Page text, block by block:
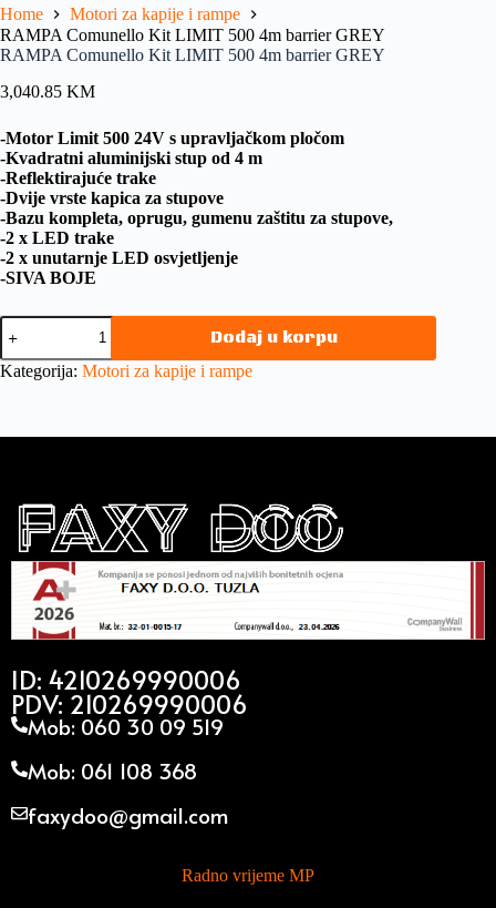
Home
Motori za kapije i rampe
RAMPA Comunello Kit LIMIT 500 4m barrier GREY
RAMPA Comunello Kit LIMIT 500 4m barrier GREY
3,040.85 KM
-Motor Limit 500 24V s upravljačkom pločom
-Kvadratni aluminijski stup od 4 m
-Reflektirajuće trake
-Dvije vrste kapica za stupove
-Bazu kompleta, oprugu, gumenu zaštitu za stupove,
-2 x LED trake
-2 x unutarnje LED osvjetljenje
-SIVA BOJE
Dodaj u korpu
Kategorija: Motori za kapije i rampe
ID: 4210269990006
PDV: 210269990006
Mob: 060 30 09 519
Mob: 061 108 368
faxydoo@gmail.com
Radno vrijeme MP